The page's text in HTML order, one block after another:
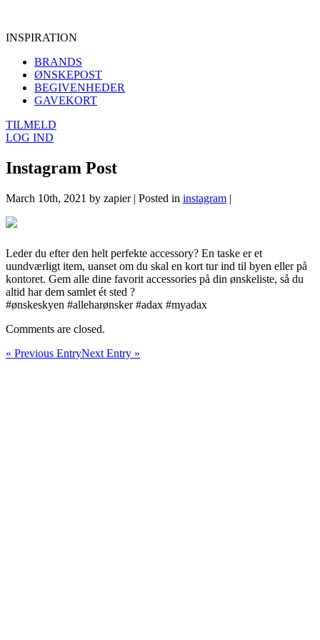
INSPIRATION
BRANDS
ØNSKEPOST
BEGIVENHEDER
GAVEKORT
TILMELD
LOG IND
Instagram Post
March 10th, 2021 by zapier | Posted in instagram |
Leder du efter den helt perfekte accessory? En taske er et
uundværligt item, uanset om du skal en kort tur ind til byen eller på
kontoret. Gem alle dine favorit accessories på din ønskeliste, så du
altid har dem samlet ét sted ?⁠
#ønskeskyen #alleharønsker #adax #myadax
Comments are closed.
« Previous EntryNext Entry »